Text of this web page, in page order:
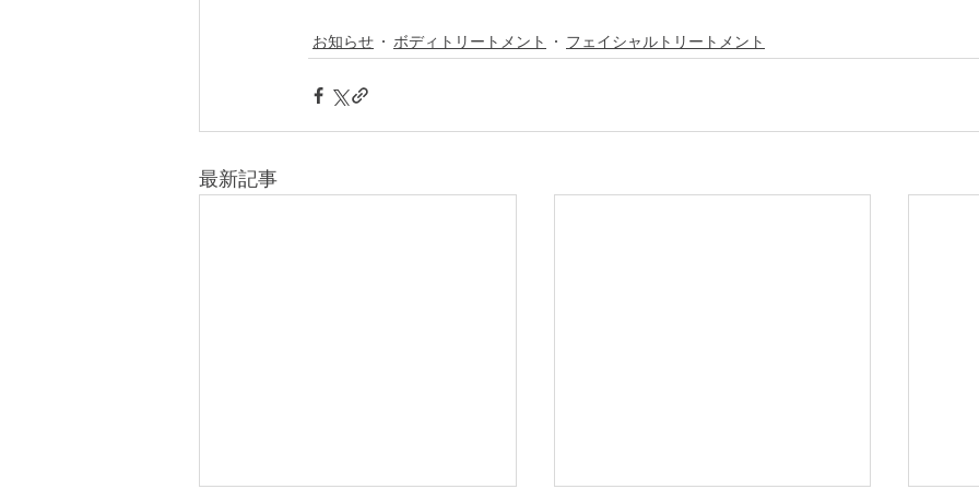
お知らせ ボディトリートメント フェイシャルトリートメント
最新記事